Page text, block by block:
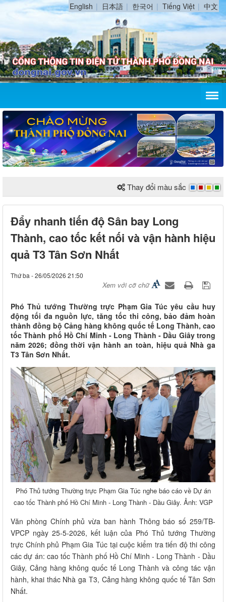
English 日本語 한국어 Tiếng Việt 中文
Thay đổi màu sắc
Đẩy nhanh tiến độ Sân bay Long
Thành, cao tốc kết nối và vận hành hiệu
quả T3 Tân Sơn Nhất
Thứ ba - 26/05/2026 21:50
Xem với cỡ chữ
Phó Thủ tướng Thường trực Phạm Gia Túc yêu cầu huy
động tối đa nguồn lực, tăng tốc thi công, bảo đảm hoàn
thành đồng bộ Cảng hàng không quốc tế Long Thành, cao
tốc Thành phố Hồ Chí Minh - Long Thành - Dầu Giây trong
năm 2026; đồng thời vận hành an toàn, hiệu quả Nhà ga
T3 Tân Sơn Nhất.
Phó Thủ tướng Thường trực Phạm Gia Túc nghe báo cáo về Dự án
cao tốc Thành phố Hồ Chí Minh - Long Thành - Dầu Giây. Ảnh: VGP
Văn phòng Chính phủ vừa ban hành Thông báo số 259/TB-
VPCP ngày 25-5-2026, kết luận của Phó Thủ tướng Thường
trực Chính phủ Phạm Gia Túc tại cuộc kiểm tra tiến độ thi công
các dự án: cao tốc Thành phố Hồ Chí Minh - Long Thành - Dầu
Giây, Cảng hàng không quốc tế Long Thành và công tác vận
hành, khai thác Nhà ga T3, Cảng hàng không quốc tế Tân Sơn
Nhất.